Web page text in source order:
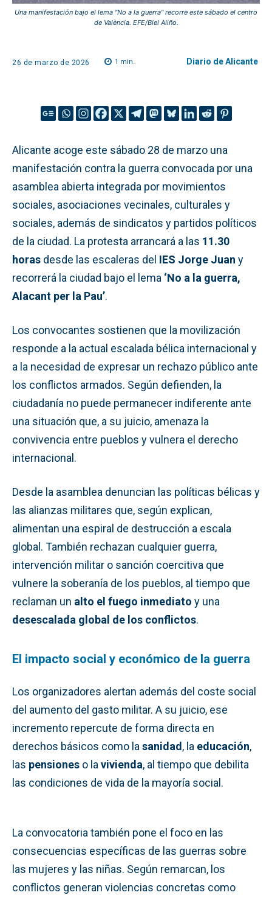
Una manifestación bajo el lema "No a la guerra" recorre este sábado el centro
de València. EFE/Biel Aliño.
26 de marzo de 2026 1 min. Diario de Alicante
Alicante acoge este sábado 28 de marzo una
manifestación contra la guerra convocada por una
asamblea abierta integrada por movimientos
sociales, asociaciones vecinales, culturales y
sociales, además de sindicatos y partidos políticos
de la ciudad. La protesta arrancará a las 11.30
horas desde las escaleras del IES Jorge Juan y
recorrerá la ciudad bajo el lema ‘No a la guerra,
Alacant per la Pau’.
Los convocantes sostienen que la movilización
responde a la actual escalada bélica internacional y
a la necesidad de expresar un rechazo público ante
los conflictos armados. Según defienden, la
ciudadanía no puede permanecer indiferente ante
una situación que, a su juicio, amenaza la
convivencia entre pueblos y vulnera el derecho
internacional.
Desde la asamblea denuncian las políticas bélicas y
las alianzas militares que, según explican,
alimentan una espiral de destrucción a escala
global. También rechazan cualquier guerra,
intervención militar o sanción coercitiva que
vulnere la soberanía de los pueblos, al tiempo que
reclaman un alto el fuego inmediato y una
desescalada global de los conflictos.
El impacto social y económico de la guerra
Los organizadores alertan además del coste social
del aumento del gasto militar. A su juicio, ese
incremento repercute de forma directa en
derechos básicos como la sanidad, la educación,
las pensiones o la vivienda, al tiempo que debilita
las condiciones de vida de la mayoría social.
La convocatoria también pone el foco en las
consecuencias específicas de las guerras sobre
las mujeres y las niñas. Según remarcan, los
conflictos generan violencias concretas como